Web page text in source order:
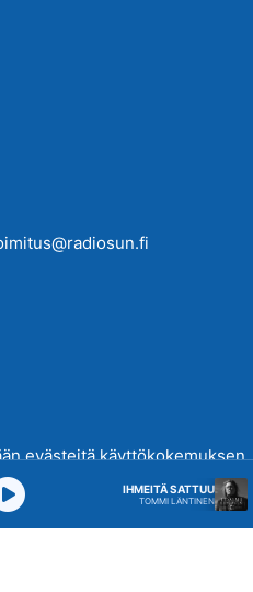
evästeitä käyttökokemuksen
täällä.
IHMEITÄ SATTUU
TOMMI LÄNTINEN